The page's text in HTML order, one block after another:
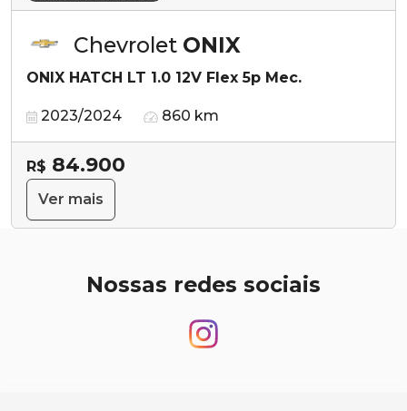
Chevrolet ONIX
ONIX HATCH LT 1.0 12V Flex 5p Mec.
2023/2024 860 km
R$ 84.900
Ver mais
Nossas redes sociais